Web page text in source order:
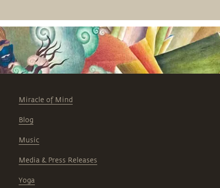
Miracle of Mind
Blog
Music
Media & Press Releases
Yoga